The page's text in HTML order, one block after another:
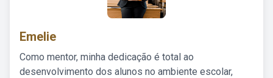
Emelie
Como mentor, minha dedicação é total ao
desenvolvimento dos alunos no ambiente escolar,